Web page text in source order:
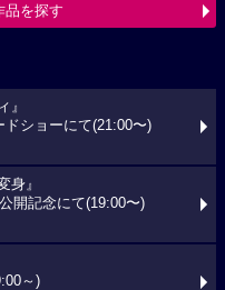
品を探す
』
ショーにて(21:00〜)
身』
開記念にて(19:00〜)
～)